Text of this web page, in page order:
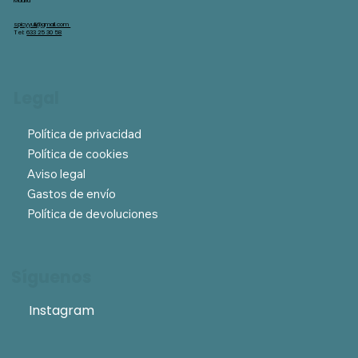
Instagram
Política de privacidad
Política de cookies
Aviso legal
Gastos de envío
Política de devoluciones
spicyyuli@gmail.com
Tel:633 25 30 58